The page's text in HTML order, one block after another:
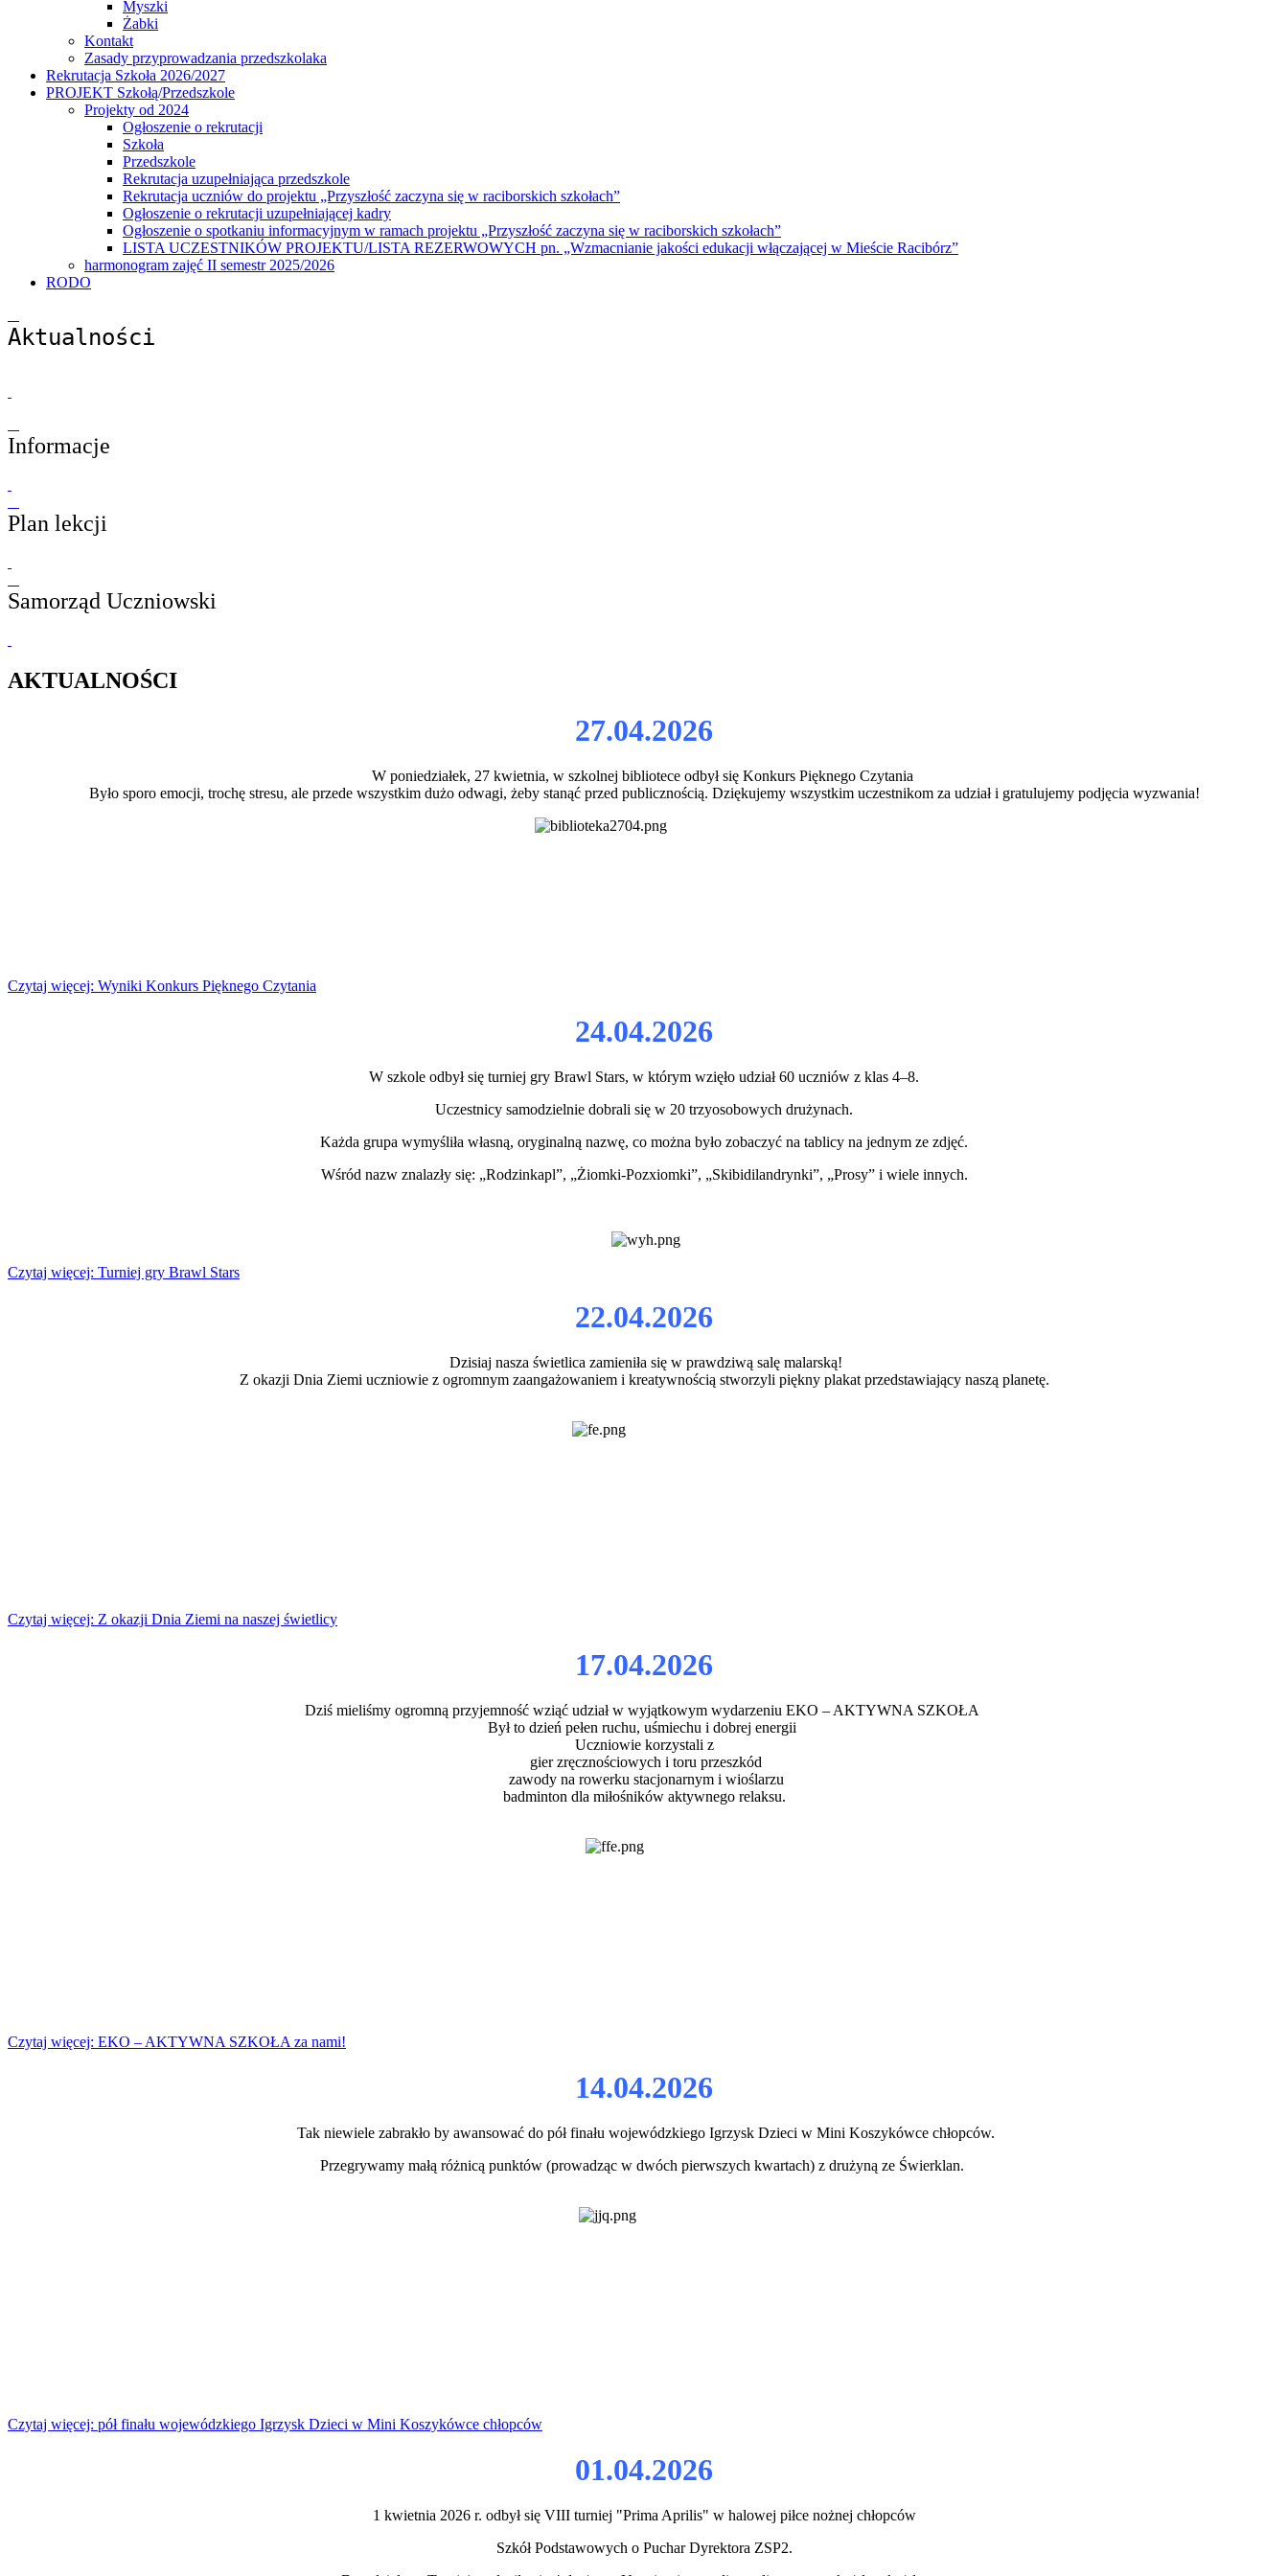
Myszki
Żabki
Kontakt
Zasady przyprowadzania przedszkolaka
Rekrutacja Szkoła 2026/2027
PROJEKT Szkołą/Przedszkole
Projekty od 2024
Ogłoszenie o rekrutacji
Szkoła
Przedszkole
Rekrutacja uzupełniająca przedszkole
Rekrutacja uczniów do projektu „Przyszłość zaczyna się w raciborskich szkołach”
Ogłoszenie o rekrutacji uzupełniającej kadry
Ogłoszenie o spotkaniu informacyjnym w ramach projektu „Przyszłość zaczyna się w raciborskich szkołach”
LISTA UCZESTNIKÓW PROJEKTU/LISTA REZERWOWYCH pn. „Wzmacnianie jakości edukacji włączającej w Mieście Racibórz”
harmonogram zajęć II semestr 2025/2026
RODO
Aktualności
Informacje
Plan lekcji
Samorząd Uczniowski
AKTUALNOŚCI
27.04.2026
W poniedziałek, 27 kwietnia, w szkolnej bibliotece odbył się Konkurs Pięknego Czytania
Było sporo emocji, trochę stresu, ale przede wszystkim dużo odwagi, żeby stanąć przed publicznością. Dziękujemy wszystkim uczestnikom za udział i gratulujemy podjęcia wyzwania!
Czytaj więcej: Wyniki Konkurs Pięknego Czytania
24.04.2026
W szkole odbył się turniej gry Brawl Stars, w którym wzięło udział 60 uczniów z klas 4–8.
Uczestnicy samodzielnie dobrali się w 20 trzyosobowych drużynach.
Każda grupa wymyśliła własną, oryginalną nazwę, co można było zobaczyć na tablicy na jednym ze zdjęć.
Wśród nazw znalazły się: „Rodzinkapl”, „Żiomki-Pozxiomki”, „Skibidilandrynki”, „Prosy” i wiele innych.
Czytaj więcej: Turniej gry Brawl Stars
22.04.2026
Dzisiaj nasza świetlica zamieniła się w prawdziwą salę malarską!
Z okazji Dnia Ziemi uczniowie z ogromnym zaangażowaniem i kreatywnością stworzyli piękny plakat przedstawiający naszą planetę.
Czytaj więcej: Z okazji Dnia Ziemi na naszej świetlicy
17.04.2026
Dziś mieliśmy ogromną przyjemność wziąć udział w wyjątkowym wydarzeniu EKO – AKTYWNA SZKOŁA
Był to dzień pełen ruchu, uśmiechu i dobrej energii
Uczniowie korzystali z
gier zręcznościowych i toru przeszkód
zawody na rowerku stacjonarnym i wioślarzu
badminton dla miłośników aktywnego relaksu.
Czytaj więcej: EKO – AKTYWNA SZKOŁA za nami!
14.04.2026
Tak niewiele zabrakło by awansować do pół finału wojewódzkiego Igrzysk Dzieci w Mini Koszykówce chłopców.
Przegrywamy małą różnicą punktów (prowadząc w dwóch pierwszych kwartach) z drużyną ze Świerklan.
Czytaj więcej: pół finału wojewódzkiego Igrzysk Dzieci w Mini Koszykówce chłopców
01.04.2026
1 kwietnia 2026 r. odbył się VIII turniej "Prima Aprilis" w halowej piłce nożnej chłopców
Szkół Podstawowych o Puchar Dyrektora ZSP2.